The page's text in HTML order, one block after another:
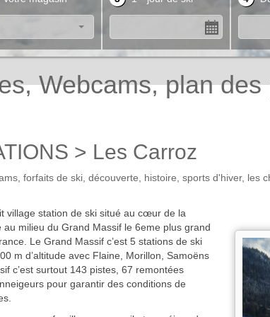
Webcams, plan
> Les Carroz
forfaits de ski, découverte, histoire, sports d'hiver, les
village station de ski situé au cœur de la
au milieu du Grand Massif le 6eme plus grand
Le Grand Massif c’est 5 stations de ski
m d’altitude avec Flaine, Morillon, Samoëns
c’est surtout 143 pistes, 67 remontées
pour garantir des conditions de